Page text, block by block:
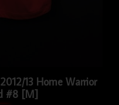
13 Home Warrior
#8 [M]